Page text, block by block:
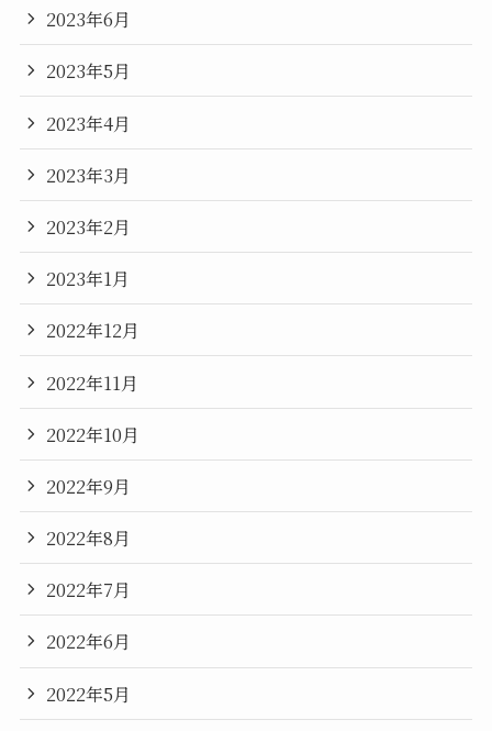
2023年6月
2023年5月
2023年4月
2023年3月
2023年2月
2023年1月
2022年12月
2022年11月
2022年10月
2022年9月
2022年8月
2022年7月
2022年6月
2022年5月